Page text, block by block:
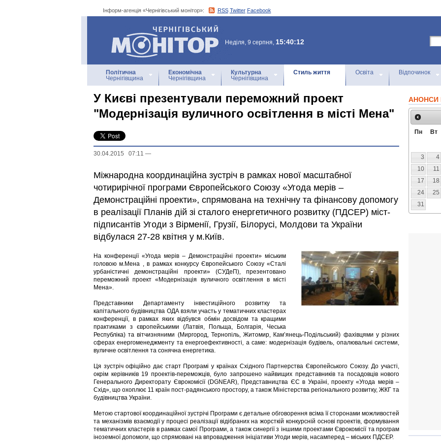
Інформ-агенція «Чернігівський монітор»: RSS Twitter Facebook
Інформ-агенція
«Чернігівський монітор»
Неділя, 9 серпня, 15:40:12
Політична
Чернігівщина
Економічна
Чернігівщина
Культурна
Чернігівщина
Стиль життя Освіта Відпочинок
У Києві презентували переможний проект
"Модернізація вуличного освітлення в місті Мена"
30.04.2015 07:11 —
Міжнародна координаційна зустріч в рамках нової масштабної
чотирирічної програми Європейського Союзу «Угода мерів –
Демонстраційні проекти», спрямована на технічну та фінансову допомогу
в реалізації Планів дій зі сталого енергетичного розвитку (ПДСЕР) міст-
підписантів Угоди з Вірменії, Грузії, Білорусі, Молдови та України
відбулася 27-28 квітня у м.Київ.
На конференції «Угода мерів – Демонстраційні проекти» міським
головою м.Мена , в рамках конкурсу Європейського Союзу «Сталі
урбаністичні демонстраційні проекти» (СУДеП), презентовано
переможний проект «Модернізація вуличного освітлення в місті
Мена».
Представники Департаменту інвестиційного розвитку та
капітального будівництва ОДА взяли участь у тематичних кластерах
конференції, в рамках яких відбувся обмін досвідом та кращими
практиками з європейськими (Латвія, Польща, Болгарія, Чеська
Республіка) та вітчизняними (Миргород, Тернопіль, Житомир, Кам’янець-Подільський) фахівцями у різних
сферах енергоменеджменту та енергоефективності, а саме: модернізація будівель, опалювальні системи,
вуличне освітлення та сонячна енергетика.
Ця зустріч офіційно дає старт Програмі у країнах Східного Партнерства Європейського Союзу. До участі,
окрім керівників 19 проектів-переможців, було запрошено найвищих представників та посадовців нового
Генерального Директорату Єврокомісії (DGNEAR), Представництва ЄС в Україні, проекту «Угода мерів –
Схід», що охоплює 11 країн пост-радянського простору, а також Міністерства регіонального розвитку, ЖКГ та
будівництва України.
Метою стартової координаційної зустрічі Програми є детальне обговорення всіма її сторонами можливостей
та механізмів взаємодії у процесі реалізації відібраних на жорсткій конкурсній основі проектів, формування
тематичних кластерів в рамках самої Програми, а також синергії з іншими проектами Єврокомісії та програм
іноземної допомоги, що спрямовані на впровадження ініціативи Угоди мерів, насамперед – міських ПДСЕР.
АНОНСИ
Пн Вт
3
4
10
11
17
18
24
25
31